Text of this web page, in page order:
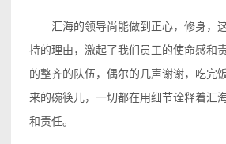
汇海的领导尚能做到正心，修身，
持的理由，激起了我们员工的使命感和
的整齐的队伍，偶尔的几声谢谢，吃完
来的碗筷儿，一切都在用细节诠释着汇
和责任。